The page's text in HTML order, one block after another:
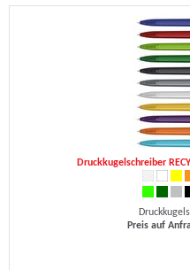
Druckkugelschreiber
Preis auf